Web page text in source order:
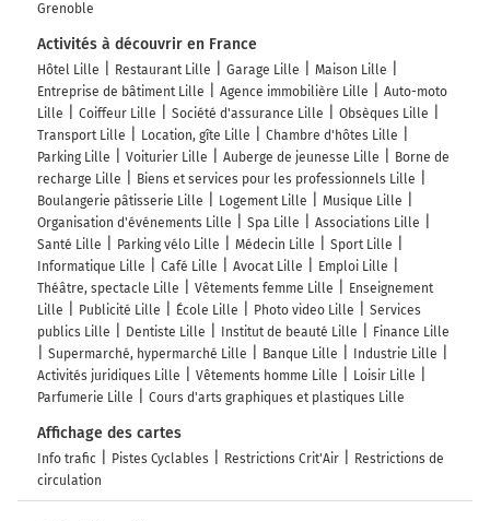
Grenoble
Activités à découvrir en France
Hôtel Lille Restaurant Lille Garage Lille
Maison Lille
Entreprise de bâtiment Lille
Agence immobilière Lille
Auto-moto
Lille
Coiffeur Lille Société d'assurance Lille
Obsèques Lille
Transport Lille
Location, gîte Lille
Chambre d'hôtes Lille
Parking Lille
Voiturier Lille Auberge de jeunesse Lille
Borne de
recharge Lille
Biens et services pour les professionnels Lille
Boulangerie pâtisserie Lille
Logement Lille
Musique Lille
Organisation d'événements Lille
Spa Lille
Associations Lille
Santé Lille
Parking vélo Lille Médecin Lille
Sport Lille
Informatique Lille
Café Lille Avocat Lille
Emploi Lille
Théâtre, spectacle Lille
Vêtements femme Lille
Enseignement
Lille
Publicité Lille École Lille Photo video Lille
Services
publics Lille
Dentiste Lille Institut de beauté Lille
Finance Lille
Supermarché, hypermarché Lille
Banque Lille
Industrie Lille
Activités juridiques Lille
Vêtements homme Lille
Loisir Lille
Parfumerie Lille
Cours d'arts graphiques et plastiques Lille
Affichage des cartes
Info trafic Pistes Cyclables Restrictions Crit'Air
Restrictions de
circulation